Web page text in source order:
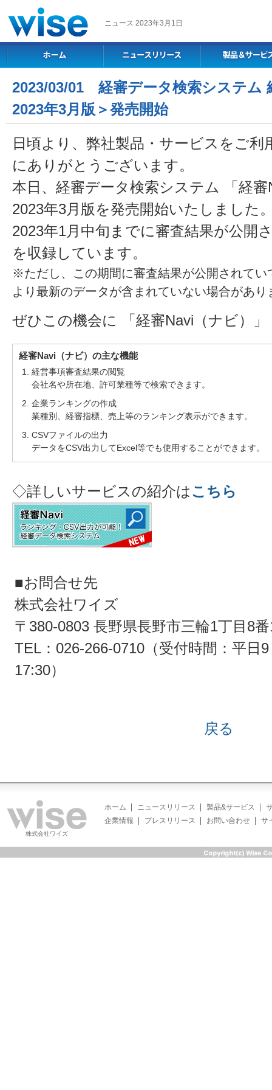
ニュース 2023年3月1日
2023/03/01 経審データ検索システム
2023年3月版＞発売開始
日頃より、弊社製品・サービスをご
にありがとうございます。
本日、経審データ検索システム 「経
2023年3月版を発売開始いたしました
2023年1月中旬までに審査結果が公開
を収録しています。
※ただし、この期間に審査結果が公開されてい
より最新のデータが含まれていない場合があり
ぜひこの機会に 「経審Navi（ナビ）
経審Navi（ナビ）の主な機能
1. 経営事項審査結果の閲覧
会社名や所在地、許可業種等で検索できます。
2. 企業ランキングの作成
業種別、経審指標、売上等のランキング表示ができます。
3. CSVファイルの出力
データをCSV出力してExcel等でも使用することができます。
◇詳しいサービスの紹介はこちら
■お問合せ先
株式会社ワイズ
〒380-0803 長野県長野市三輪1丁目8
TEL：026-266-0710（受付時間：平日
17:30）
戻る
株式会社ワイズ
ホーム ニュースリリース 製品&サービス
企業情報
プレスリリース お問い合わせ サ